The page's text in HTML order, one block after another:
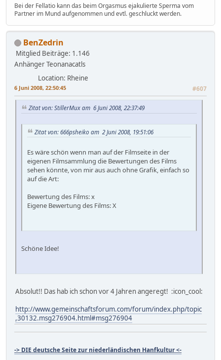
Bei der Fellatio kann das beim Orgasmus ejakulierte Sperma vom
Partner im Mund aufgenommen und evtl. geschluckt werden.
BenZedrin
Mitglied Beiträge: 1.146
Anhänger Teonanacatls
Location: Rheine
6 Juni 2008, 22:50:45 #607
Zitat von: StillerMux am 6 Juni 2008, 22:37:49
Zitat von: 666psheiko am 2 Juni 2008, 19:51:06
Es wäre schön wenn man auf der Filmseite in der
eigenen Filmsammlung die Bewertungen des Films
sehen könnte, von mir aus auch ohne Grafik, einfach so
auf die Art:
Bewertung des Films: x
Eigene Bewertung des Films: X
Schöne Idee!
Absolut!! Das hab ich schon vor 4 Jahren angeregt! :icon_cool:
http://www.gemeinschaftsforum.com/forum/index.php/topic
,30132.msg276904.html#msg276904
-> DIE deutsche Seite zur niederländischen Hanfkultur <-